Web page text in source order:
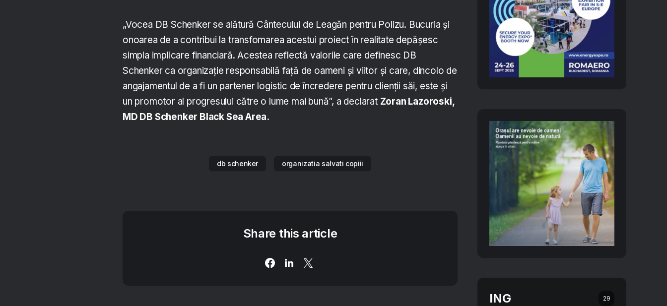
„Vocea DB Schenker se alătură Cântecului de Leagăn pentru Polizu. Bucuria și
onoarea de a contribui la transfomarea acestui proiect în realitate depășesc
simpla implicare financiară. Acestea reflectă valorile care definesc DB
Schenker ca organizație responsabilă față de oameni și viitor și care, dincolo de
angajamentul de a fi un partener logistic de încredere pentru clienții săi, este și
un promotor al progresului către o lume mai bună”, a declarat Zoran Lazoroski,
MD DB Schenker Black Sea Area.
db schenker organizatia salvati copiii
Share this article
ING 29